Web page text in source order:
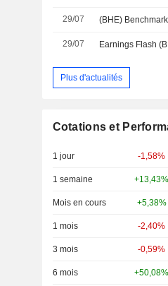
29/07
29/07
Plus d'actualités
Cotations et
1 jour -1,58%
1 semaine +13,43%
Mois en cours +5,38%
1 mois -2,40%
3 mois -0,59%
6 mois +50,08%